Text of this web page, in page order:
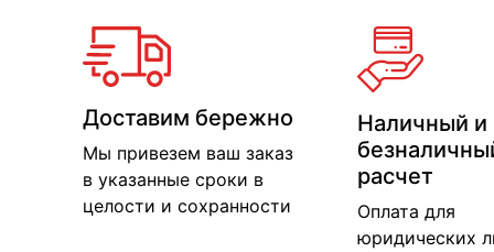
Доставим бережно
Мы привезем ваш заказ
в указанные сроки в
целости и сохранности
Наличный и
расчет
Оплата для
юридических